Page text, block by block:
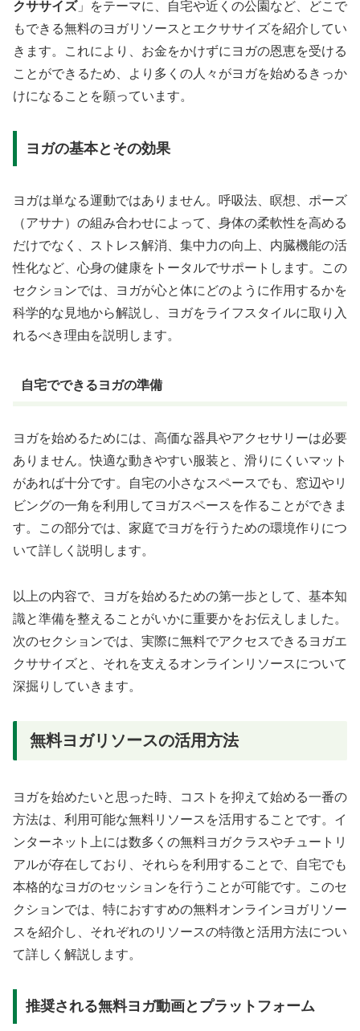
クササイズ 」をテーマに、自宅や近くの公園など、どこで
もできる無料のヨガリソースとエクササイズを紹介してい
きます。これにより、お金をかけずにヨガの恩恵を受ける
ことができるため、より多くの人々がヨガを始めるきっか
けになることを願っています。
ヨガの基本とその効果
ヨガは単なる運動ではありません。呼吸法、瞑想、ポーズ
（アサナ）の組み合わせによって、身体の柔軟性を高める
だけでなく、ストレス解消、集中力の向上、内臓機能の活
性化など、心身の健康をトータルでサポートします。この
セクションでは、ヨガが心と体にどのように作用するかを
科学的な見地から解説し、ヨガをライフスタイルに取り入
れるべき理由を説明します。
自宅でできるヨガの準備
ヨガを始めるためには、高価な器具やアクセサリーは必要
ありません。快適な動きやすい服装と、滑りにくいマット
があれば十分です。自宅の小さなスペースでも、窓辺やリ
ビングの一角を利用してヨガスペースを作ることができま
す。この部分では、家庭でヨガを行うための環境作りにつ
いて詳しく説明します。
以上の内容で、ヨガを始めるための第一歩として、基本知
識と準備を整えることがいかに重要かをお伝えしました。
次のセクションでは、実際に無料でアクセスできるヨガエ
クササイズと、それを支えるオンラインリソースについて
深掘りしていきます。
無料ヨガリソースの活用方法
ヨガを始めたいと思った時、コストを抑えて始める一番の
方法は、利用可能な無料リソースを活用することです。イ
ンターネット上には数多くの無料ヨガクラスやチュートリ
アルが存在しており、それらを利用することで、自宅でも
本格的なヨガのセッションを行うことが可能です。このセ
クションでは、特におすすめの無料オンラインヨガリソー
スを紹介し、それぞれのリソースの特徴と活用方法につい
て詳しく解説します。
推奨される無料ヨガ動画とプラットフォーム